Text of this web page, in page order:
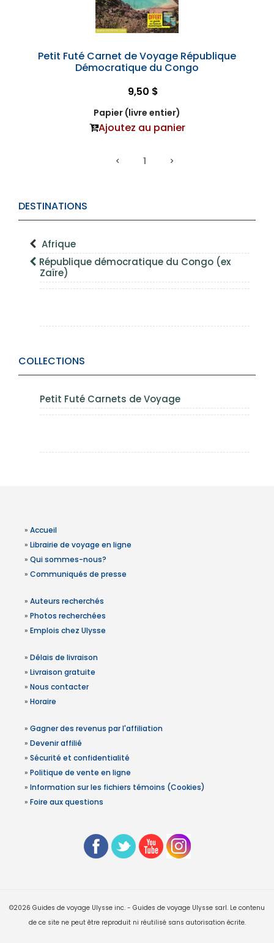
DESTINATIONS
Afrique
République démocratique du Congo (ex
Zaïre)
COLLECTIONS
Petit Futé Carnets de Voyage
Petit Futé Carnet de Voyage République
Démocratique du Congo
9,50 $
Papier (livre entier)
Ajoutez au panier
1
» Accueil
» Librairie de voyage en ligne
» Qui sommes-nous?
» Communiqués de presse
» Auteurs recherchés
» Photos recherchées
» Emplois chez Ulysse
» Délais de livraison
» Livraison gratuite
» Nous contacter
» Horaire
» Gagner des revenus par l'affiliation
» Devenir affilié
» Sécurité et confidentialité
» Politique de vente en ligne
» Information sur les fichiers témoins (Cookies)
» Foire aux questions
©2026 Guides de voyage Ulysse inc. - Guides de voyage Ulysse sarl. Le contenu
de ce site ne peut être reproduit ni réutilisé sans autorisation écrite.